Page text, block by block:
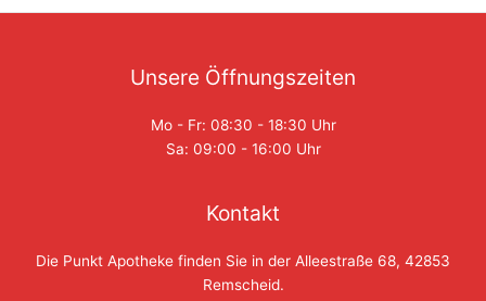
Unsere Öffnungszeiten
Mo - Fr: 08:30 - 18:30 Uhr
Sa: 09:00 - 16:00 Uhr
Kontakt
Die Punkt Apotheke finden Sie in der Alleestraße 68, 42853
Remscheid.